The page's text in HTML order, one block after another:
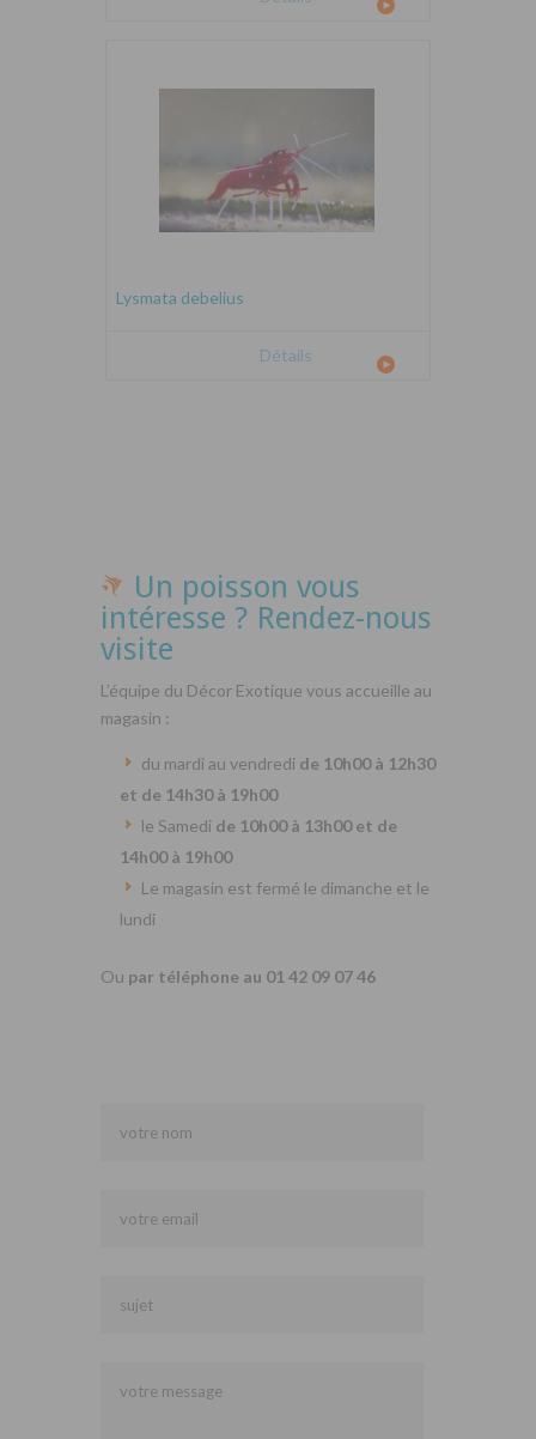
Lysmata debelius
Détails
Un poisson vous
intéresse ? Rendez-nous
visite
L’équipe du Décor Exotique vous accueille au
magasin :
du mardi au vendredi de 10h00 à 12h30
et de 14h30 à 19h00
le Samedi de 10h00 à 13h00 et de
14h00 à 19h00
Le magasin est fermé le dimanche et le
lundi
Ou par téléphone au 01 42 09 07 46